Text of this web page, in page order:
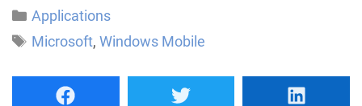
Catégories
Applications
Étiquettes
Microsoft, Windows Mobile